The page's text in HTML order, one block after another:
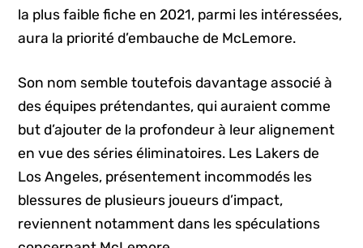
la plus faible fiche en 2021, parmi les intéressées,
aura la priorité d’embauche de McLemore.
Son nom semble toutefois davantage associé à
des équipes prétendantes, qui auraient comme
but d’ajouter de la profondeur à leur alignement
en vue des séries éliminatoires. Les Lakers de
Los Angeles, présentement incommodés les
blessures de plusieurs joueurs d’impact,
reviennent notamment dans les spéculations